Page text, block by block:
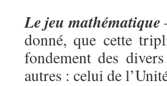
Le jeu mathématique
donné, que cette
fondement des
autres : celui de